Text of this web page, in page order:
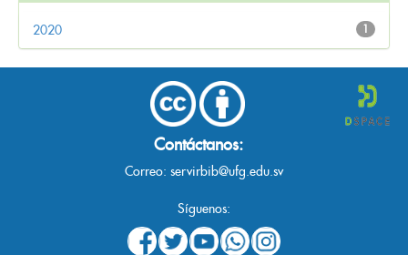
1
2020
Contáctanos:
Correo: servirbib@ufg.edu.sv
Síguenos: